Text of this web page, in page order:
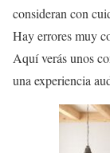
consideran con
Hay errores muy
Aquí verás unos
una experiencia